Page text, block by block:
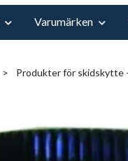
Varumärken
Produkter för skidskytte